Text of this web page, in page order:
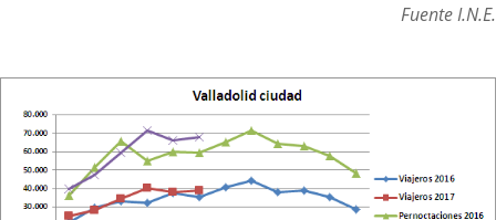
Fuente I.N.E.